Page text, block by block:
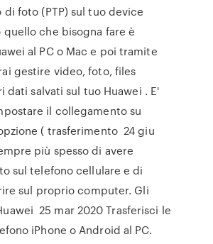
di foto (PTP) sul tuo device
che bisogna fare è
al PC o Mac e poi tramite
gestire video, foto, files
dati salvati sul tuo Huawei . E'
il collegamento su
( trasferimento 24 giu
più spesso di avere
sul telefono cellulare e di
sul proprio computer. Gli
25 mar 2020 Trasferisci le
iPhone o Android al PC.